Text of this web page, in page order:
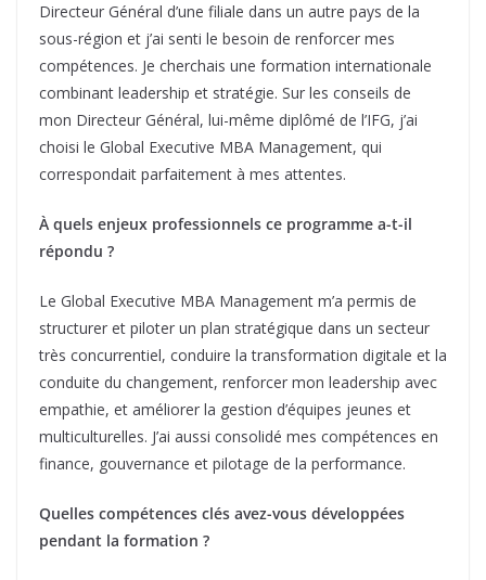
Directeur Général d’une filiale dans un autre pays de la
sous-région et j’ai senti le besoin de renforcer mes
compétences. Je cherchais une formation internationale
combinant leadership et stratégie. Sur les conseils de
mon Directeur Général, lui-même diplômé de l’IFG, j’ai
choisi le Global Executive MBA Management, qui
correspondait parfaitement à mes attentes.
À quels enjeux professionnels ce programme a-t-il
répondu ?
Le Global Executive MBA Management m’a permis de
structurer et piloter un plan stratégique dans un secteur
très concurrentiel, conduire la transformation digitale et la
conduite du changement, renforcer mon leadership avec
empathie, et améliorer la gestion d’équipes jeunes et
multiculturelles. J’ai aussi consolidé mes compétences en
finance, gouvernance et pilotage de la performance.
Quelles compétences clés avez-vous développées
pendant la formation ?